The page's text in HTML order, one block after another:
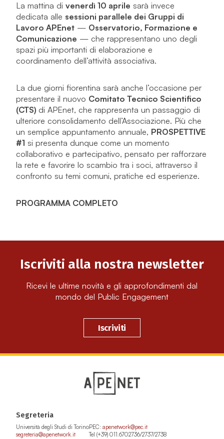
La mattina di venerdì 10 aprile sarà invece
dedicata alle sessioni parallele dei Gruppi di
Lavoro APEnet — Osservatorio, Formazione e
Comunicazione — che rappresentano uno degli
spazi più importanti di elaborazione e
coordinamento dell’attività associativa.
La due giorni fiorentina sarà anche l’occasione per
presentare il nuovo Comitato Tecnico Scientifico
(CTS) di APEnet, che rappresenta un passaggio di
ulteriore consolidamento dell’Associazione. Più che
un semplice appuntamento annuale, PROSPETTIVE
#1 si presenta dunque come un momento
collaborativo e partecipativo, pensato per rafforzare
la rete e favorire lo scambio tra i soci, attraverso il
confronto su temi comuni, pratiche ed esperienze.
PROGRAMMA COMPLETO
Iscriviti alla nostra newsletter
Ricevi le ultime novità e gli approfondimenti dal
mondo del Public Engagement
Iscriviti
Segreteria
Università degli Studi di Torino
segreteria@apenetwork.it
PEC: apenetwork@pec.it
Tel (+39) 011.6702736/2737/2738